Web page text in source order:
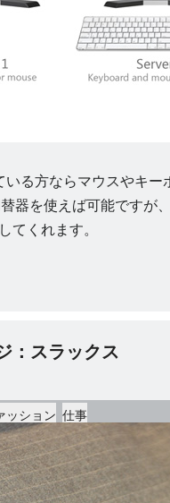
る方ならマウスやキ
器を使えば可能ですが
てくれます。
：スラックス
ッション 仕事